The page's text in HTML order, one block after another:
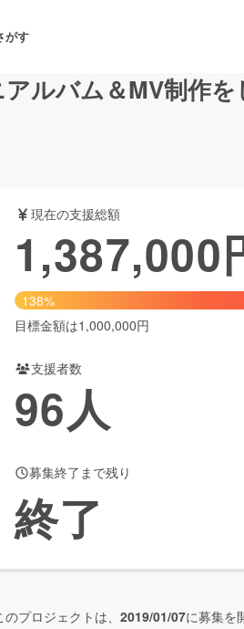
がす
ーマンス
ファッション
・ヘルスケア
ルバム＆MV制作を
現在の支援総額
1,387,000
138%
目標金額は1,000,000円
支援者数
96人
募集終了まで残り
終了
のプロジェクトは、 2019/01/07に募集を